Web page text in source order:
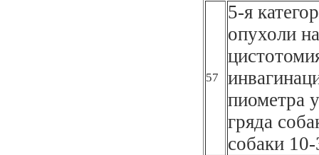
57
5-я
опухоли
пиометра
гряда
собаки